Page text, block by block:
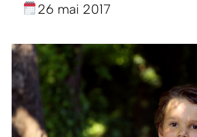
26 mai 2017